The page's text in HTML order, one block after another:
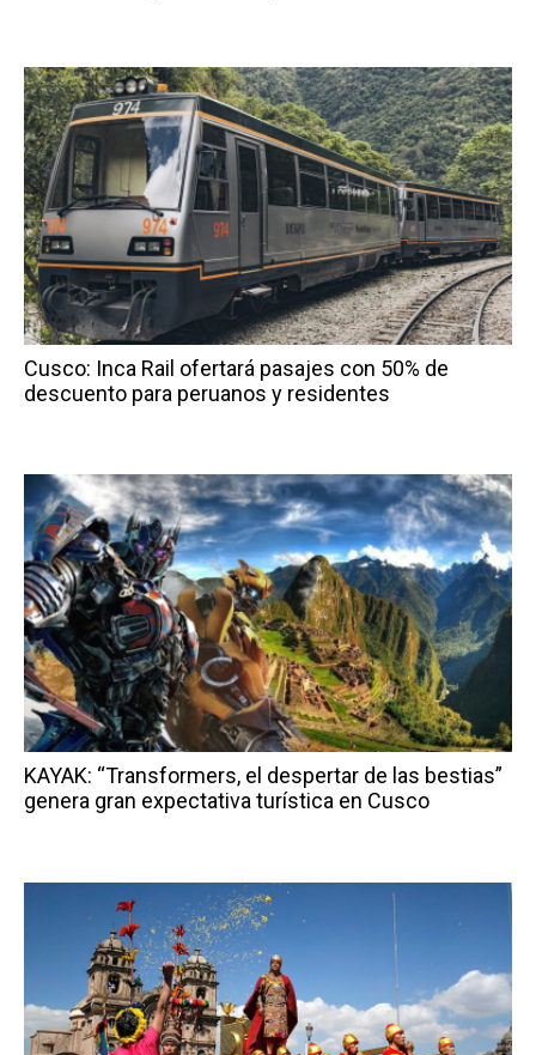
Cusco: Inca Rail ofertará pasajes con 50% de
descuento para peruanos y residentes
KAYAK: “Transformers, el despertar de las bestias”
genera gran expectativa turística en Cusco